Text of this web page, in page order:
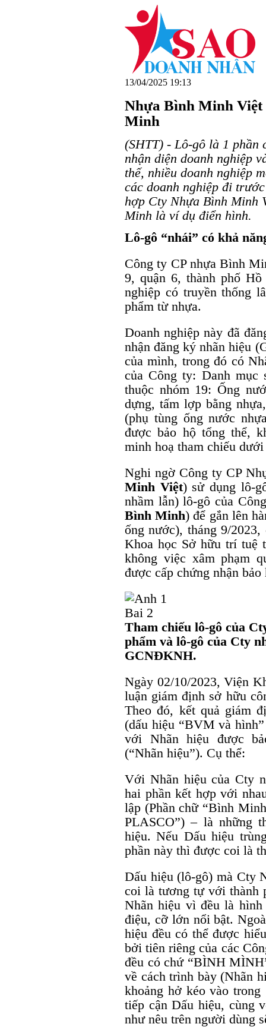
13/04/2025 19:13
Nhựa Bình Minh Việt
Minh
(SHTT) - Lô-gô là 1 phần
nhận diện doanh nghiệp
thế, nhiều doanh nghiệp
các doanh nghiệp đi
hợp Cty Nhựa Bình Minh
Minh là ví dụ điển hình.
Lô-gô “nhái” có khả
Công ty CP nhựa Bình
9, quận 6, thành phố
nghiệp có truyền thống
phẩm từ nhựa.
Doanh nghiệp này đã
nhận đăng ký nhãn hiệu
của mình, trong đó có
của Công ty: Danh mục
thuộc nhóm 19: Ống
dựng, tấm lợp bằng
(phụ tùng ống nước
được bảo hộ tổng thể,
minh hoạ tham chiếu
Nghi ngờ Công ty CP
Minh Việt) sử dụng lô-
nhầm lẫn) lô-gô của
Bình Minh) để gắn lên
ống nước), tháng 9/
Khoa học Sở hữu trí tuệ
không việc xâm phạm
được cấp chứng nhận
Tham chiếu lô-gô của
phẩm và lô-gô của Cty
GCNĐKNH.
Ngày 02/10/2023, Viện
luận giám định sở hữu
Theo đó, kết quả giám
(dấu hiệu “BVM và
với Nhãn hiệu được
(“Nhãn hiệu”). Cụ thể:
Với Nhãn hiệu của Cty
hai phần kết hợp với
lập (Phần chữ “Bình
PLASCO”) – là những
hiệu. Nếu Dấu hiệu
phần này thì được coi là
Dấu hiệu (lô-gô) mà Cty
coi là tương tự với thành
Nhãn hiệu vì đều là
điệu, cỡ lớn nổi bật.
hiệu đều có thể được
bởi tiên riêng của các
đều có chứ “BÌNH
về cách trình bày (Nhãn
khoảng hở kéo vào
tiếp cận Dấu hiệu, cùng
như nêu trên người dùng